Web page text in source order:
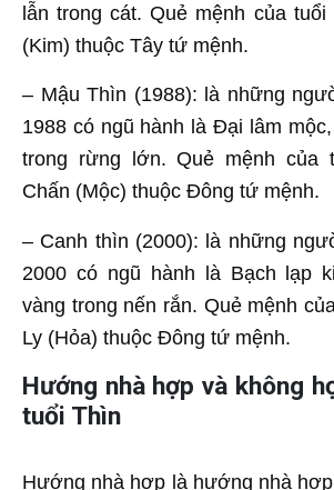
lẫn trong cát. Quẻ mệnh của
(Kim) thuộc Tây tứ mệnh.
– Mậu Thìn (1988): là những
1988 có ngũ hành là Đại lâm
trong rừng lớn. Quẻ mệnh của
Chấn (Mộc) thuộc Đông tứ mệnh.
– Canh thìn (2000): là những
2000 có ngũ hành là Bạch lạp
vàng trong nến rắn. Quẻ mệnh
Ly (Hỏa) thuộc Đông tứ mệnh.
Hướng nhà hợp và không
tuổi Thìn
Hướng nhà hợp là hướng nhà